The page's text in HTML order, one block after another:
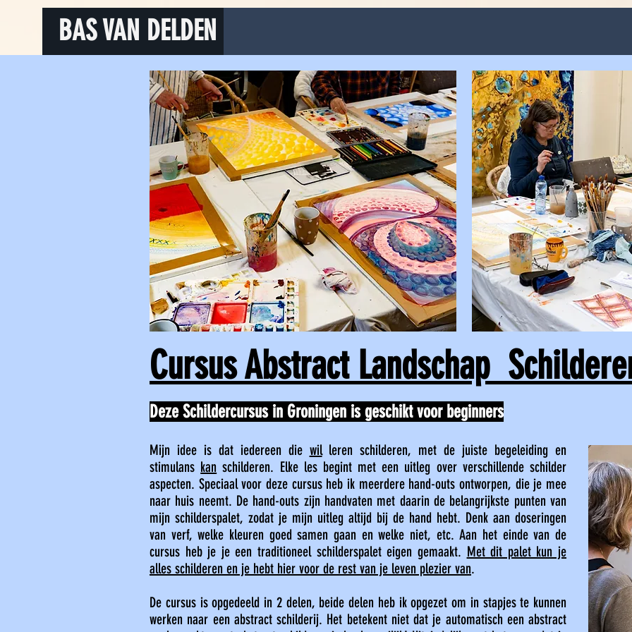
BAS VAN DELDEN
Cursus Abstract Landschap
Deze Schildercursus in Groningen is geschikt voor beginners
Mijn idee is dat iedereen die willeren schilderen, met de juiste begeleiding en
stimulans kan schilderen. Elke les begint met een uitleg over verschillende schilder
aspecten. Speciaal voor deze cursus heb ik meerdere hand-outs ontworpen, die je mee
naar huis neemt. De hand-outs zijn handvaten met daarin de belangrijkste punten van
mijn schilderspalet, zodat je mijn uitleg altijd bij de hand hebt. Denk aan doseringen
van verf, welke kleuren goed samen gaan en welke niet, etc. Aan het einde van de
cursus heb je je een traditioneel schilderspalet eigen gemaakt. Met dit palet kun je
alles schilderen en je hebt hier voor de rest van je leven plezier van.
De cursus is opgedeeld in 2 delen, beide delen heb ik opgezet om in stapjes te kunnen
werken naar een abstract schilderij. Het betekent niet dat je automatisch een abstract